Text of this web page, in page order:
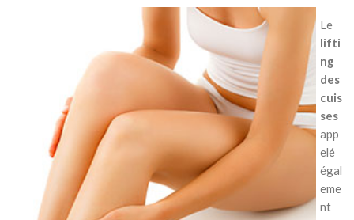
Le
lifti
ng
des
cuis
ses
app
elé
égal
eme
nt